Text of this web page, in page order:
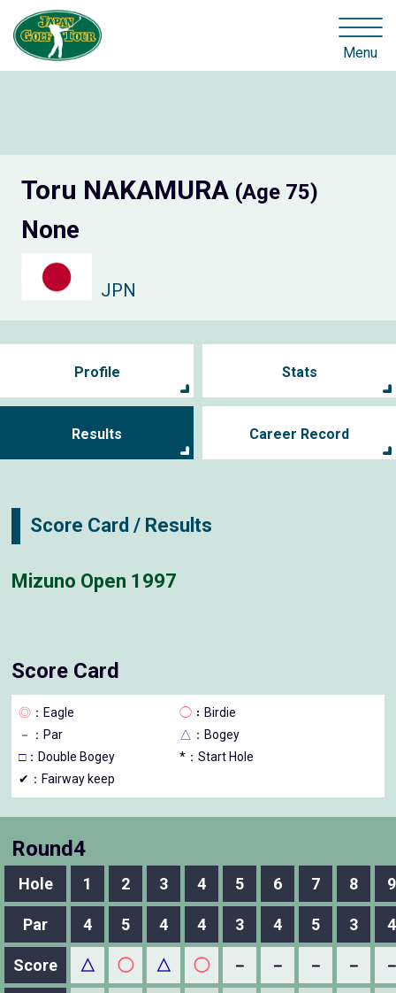
Menu
Toru NAKAMURA (Age 75)
None
JPN
Profile Stats
Results Career Record
Score Card / Results
Mizuno Open 1997
Score Card
◎ ：Eagle ◯ ：Birdie
－
：Par △ ：Bogey
□：Double Bogey
*：Start Hole
✔：Fairway keep
Round4
Hole 1 2 3 4 5 6 7 8 9
Par 4 5 4 4 3 4 5 3 4
Score △ ◯ △ ◯ － － － －